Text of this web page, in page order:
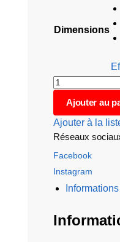
Dimensions
Ajouter au
Ajouter à la
Réseaux
Facebook
Instagram